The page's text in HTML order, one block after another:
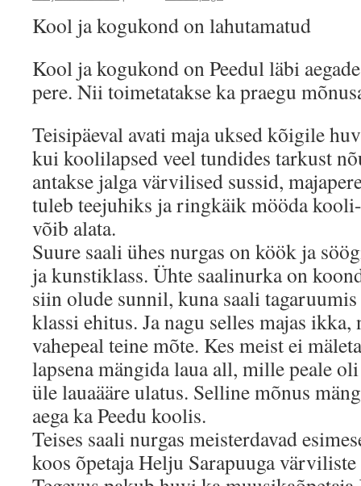
Kool ja kogukond on lahutamatud
Kool ja kogukond on Peedul läbi
pere. Nii toimetatakse ka praegu
Teisipäeval avati maja uksed kõigile
kui koolilapsed veel tundides tarkust
antakse jalga värvilised sussid,
tuleb teejuhiks ja ringkäik mööda
võib alata.
Suure saali ühes nurgas on köök ja
ja kunstiklass. Ühte saalinurka on
siin olude sunnil, kuna saali
klassi ehitus. Ja nagu selles majas
vahepeal teine mõte. Kes meist ei
lapsena mängida laua all, mille peale
üle lauaääre ulatus. Selline mõnus
aega ka Peedu koolis.
Teises saali nurgas meisterdavad
koos õpetaja Helju Sarapuuga